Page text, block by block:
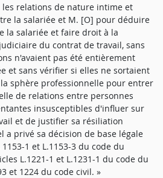
les relations de nature intime et
la salariée et M. [O] pour déduire
la salariée et faire droit à la
du contrat de travail, sans
n'avaient pas été entièrement
et sans vérifier si elles ne sortaient
sphère professionnelle pour entrer
de relations entre personnes
insusceptibles d'influer sur
et de justifier sa résiliation
a privé sa décision de base légale
1 et L.1153-3 du code du
L.1221-1 et L.1231-1 du code du
et 1224 du code civil. »